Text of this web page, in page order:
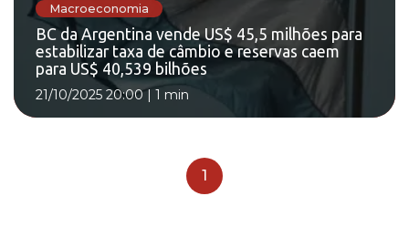
Macroeconomia
BC da Argentina vende US$ 45,5 milhões para
estabilizar taxa de câmbio e reservas caem
para US$ 40,539 bilhões
21/10/2025 20:00| 1 min
1